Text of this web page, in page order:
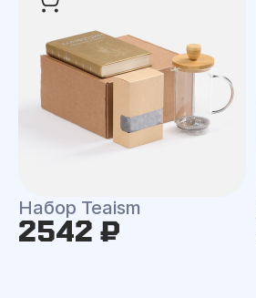
Набор Teaism
2542 ₽